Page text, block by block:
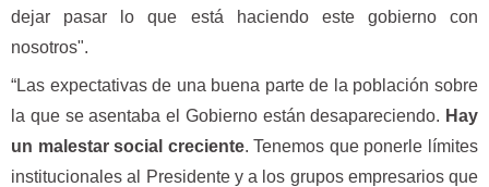
dejar pasar lo que está haciendo este gobierno con
nosotros".
“Las expectativas de una buena parte de la población sobre
la que se asentaba el Gobierno están desapareciendo. Hay
un malestar social creciente. Tenemos que ponerle límites
institucionales al Presidente y a los grupos empresarios que